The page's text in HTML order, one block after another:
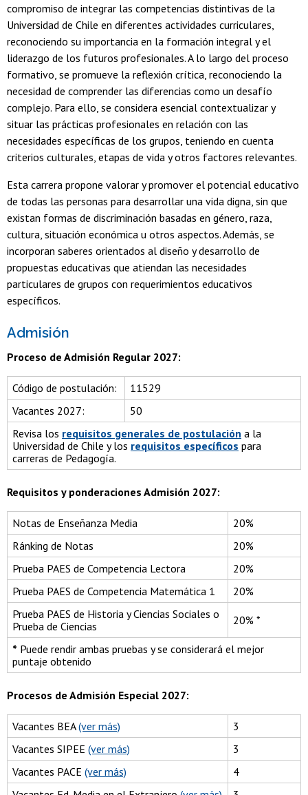
compromiso de integrar las competencias distintivas de la
Universidad de Chile en diferentes actividades curriculares,
reconociendo su importancia en la formación integral y el
liderazgo de los futuros profesionales. A lo largo del proceso
formativo, se promueve la reflexión crítica, reconociendo la
necesidad de comprender las diferencias como un desafío
complejo. Para ello, se considera esencial contextualizar y
situar las prácticas profesionales en relación con las
necesidades específicas de los grupos, teniendo en cuenta
criterios culturales, etapas de vida y otros factores relevantes.
Esta carrera propone valorar y promover el potencial educativo
de todas las personas para desarrollar una vida digna, sin que
existan formas de discriminación basadas en género, raza,
cultura, situación económica u otros aspectos. Además, se
incorporan saberes orientados al diseño y desarrollo de
propuestas educativas que atiendan las necesidades
particulares de grupos con requerimientos educativos
específicos.
Admisión
Proceso de Admisión Regular 2027:
Código de postulación:
11529
Vacantes 2027:
50
Revisa los requisitos generales de postulación a la
Universidad de Chile y los requisitos específicos para
carreras de Pedagogía.
Requisitos y ponderaciones Admisión 2027:
Notas de Enseñanza Media
20%
Ránking de Notas
20%
Prueba PAES de Competencia Lectora
20%
Prueba PAES de Competencia Matemática 1
20%
Prueba PAES de Historia y Ciencias Sociales o
Prueba de Ciencias
20% *
* Puede rendir ambas pruebas y se considerará el mejor
puntaje obtenido
Procesos de Admisión Especial 2027:
Vacantes BEA(ver más)
3
Vacantes SIPEE (ver más)
3
Vacantes PACE (ver más)
4